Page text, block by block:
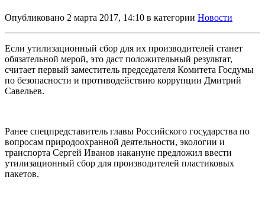
Опубликовано 2 марта 2017, 14:10 в категории Новости
Если утилизационный сбор для их производителей станет
обязательной мерой, это даст положительный результат,
считает первый заместитель председателя Комитета Госдумы
по безопасности и противодействию коррупции Дмитрий
Савельев.
Ранее спецпредставитель главы Российского государства по
вопросам природоохранной деятельности, экологии и
транспорта Сергей Иванов накануне предложил ввести
утилизационный сбор для производителей пластиковых
пакетов.